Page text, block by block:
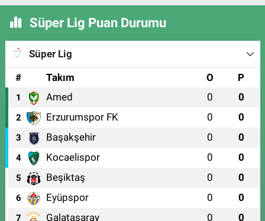
Süper Lig Puan Durumu
Süper Lig
#
Takım O P
1 Amed 0 0
2 Erzurumspor FK 0 0
3 Başakşehir 0 0
4 Kocaelispor 0 0
5 Beşiktaş 0 0
6 Eyüpspor 0 0
7 Galatasaray 0 0